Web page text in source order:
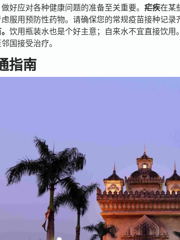
好应对各种健康问题的准备至关重要。 疟疾在某
服用预防性药物。请确保您的常规疫苗接种记录
饮用瓶装水也是个好主意；自来水不宜直接饮
国接受治疗。
指南